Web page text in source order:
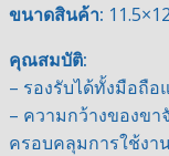
ขนาดสินค้า:
คุณสมบัติ:
– รองรับได้ทั้งมือถือ
– ความกว้างของขา
ครอบคลุมการใช้งา